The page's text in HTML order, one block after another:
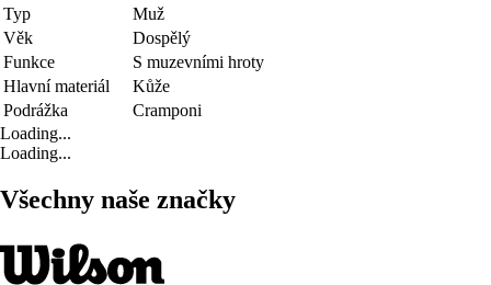
Typ
Muž
Věk
Dospělý
Funkce
S muzevními hroty
Hlavní materiál
Kůže
Podrážka
Cramponi
Loading...
Loading...
Všechny naše značky